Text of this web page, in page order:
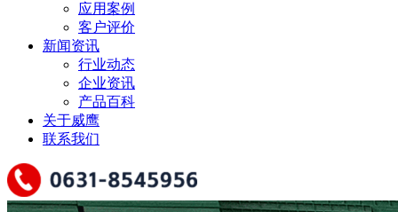
应用案例
客户评价
新闻资讯
行业动态
企业资讯
产品百科
关于威鹰
联系我们